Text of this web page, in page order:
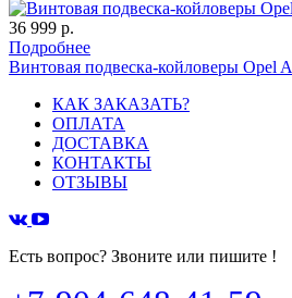
36 999 р.
Подробнее
Винтовая подвеска-койловеры Opel
КАК ЗАКАЗАТЬ?
ОПЛАТА
ДОСТАВКА
КОНТАКТЫ
ОТЗЫВЫ
Есть вопрос? Звоните или пишите !